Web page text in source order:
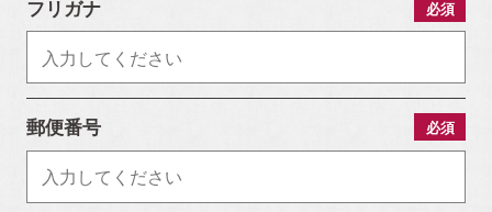
フリガナ 必須
郵便番号 必須